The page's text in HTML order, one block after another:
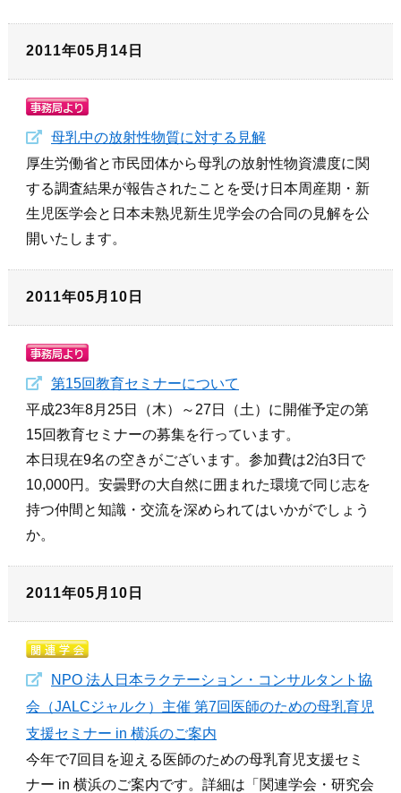
2011年05月14日
母乳中の放射性物質に対する見解
厚生労働省と市民団体から母乳の放射性物資濃度に関
する調査結果が報告されたことを受け日本周産期・新
生児医学会と日本未熟児新生児学会の合同の見解を公
開いたします。
2011年05月10日
第15回教育セミナーについて
平成23年8月25日（木）～27日（土）に開催予定の第
15回教育セミナーの募集を行っています。
本日現在9名の空きがございます。参加費は2泊3日で
10,000円。安曇野の大自然に囲まれた環境で同じ志を
持つ仲間と知識・交流を深められてはいかがでしょう
か。
2011年05月10日
NPO 法人日本ラクテーション・コンサルタント協
会（JALCジャルク）主催 第7回医師のための母乳育児
支援セミナー in 横浜のご案内
今年で7回目を迎える医師のための母乳育児支援セミ
ナー in 横浜のご案内です。詳細は「関連学会・研究会